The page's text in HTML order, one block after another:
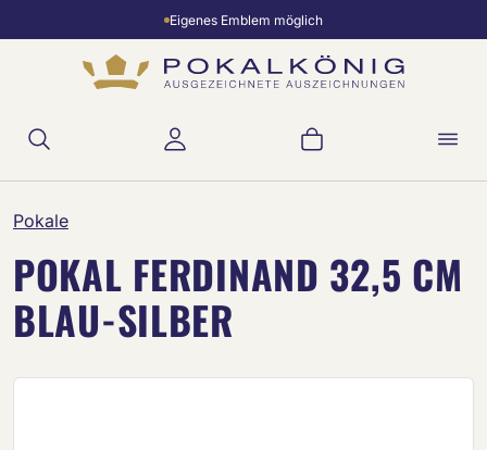
Zum Hauptinhalt springenEigenes Emblem möglich
Warenkorb
Pokale
POKAL FERDINAND 32,5 CM
BLAU-SILBER